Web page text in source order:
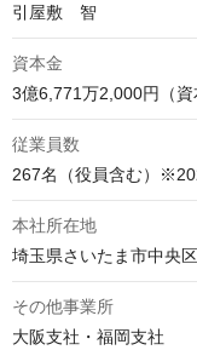
引屋敷　智
資本金
3億6,771万2,000円（資
従業員数
267名（役員含む）
本社所在地
埼玉県さいたま市中央
その他事業所
大阪支社・福岡支社